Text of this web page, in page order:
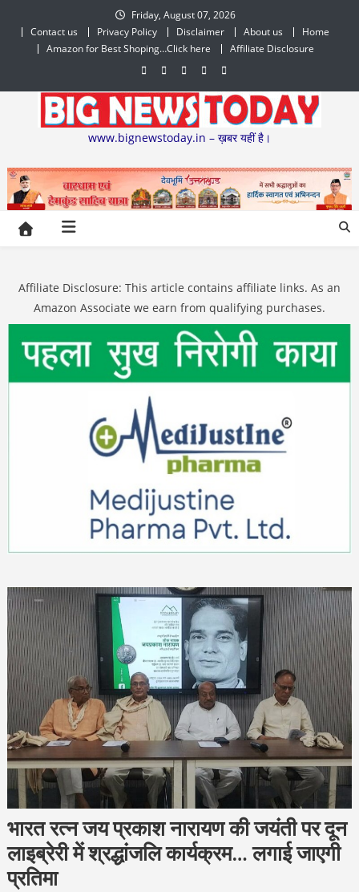
content
Friday, August 07, 2026
Contact us
Privacy Policy Disclaimer About us
Home
Amazon for Best Shoping…Click here
Affiliate Disclosure
www.bignewstoday.in – ख़बर यहीं है।
Affiliate Disclosure: This article contains affiliate links. As an
Amazon Associate we earn from qualifying purchases.
भारत रत्न जय प्रकाश नारायण की जयंती पर दून
लाइब्रेरी में श्रद्धांजलि कार्यक्रम… लगाई जाएगी
प्रतिमा